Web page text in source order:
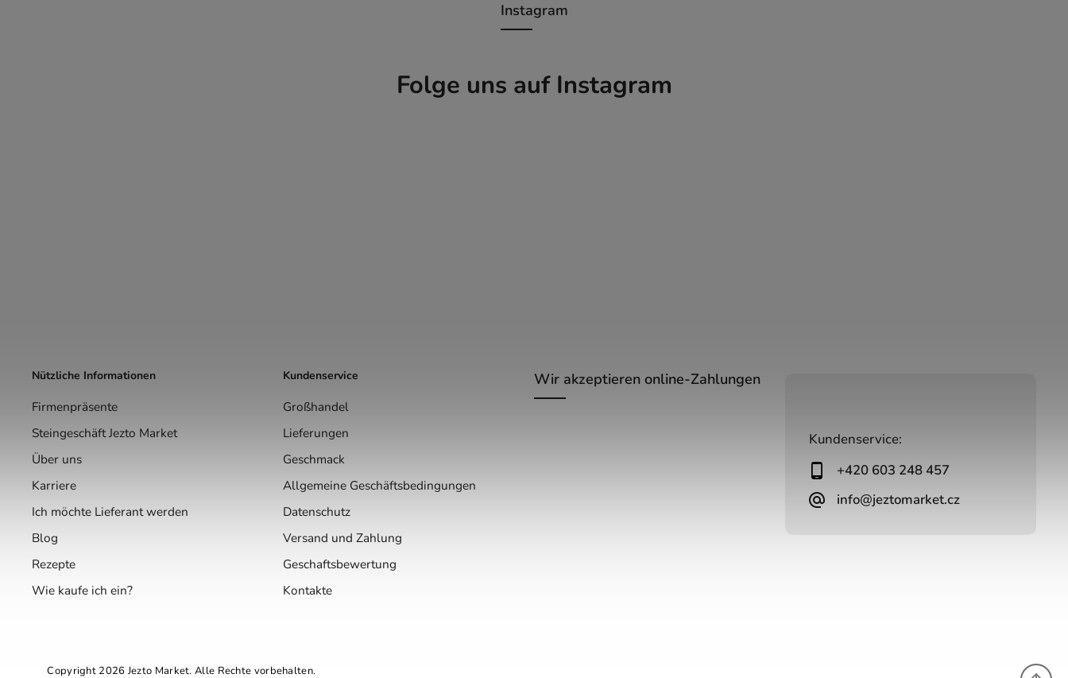
Kundenservice:
+420 603 248 457
info@jeztomarket.cz
Instagram
Folge uns auf Instagram
Nützliche Informationen
Firmenpräsente
Steingeschäft Jezto Market
Über uns
Karriere
Ich möchte Lieferant werden
Blog
Rezepte
Wie kaufe ich ein?
Kundenservice
Großhandel
Lieferungen
Geschmack
Allgemeine Geschäftsbedingungen
Datenschutz
Versand und Zahlung
Geschaftsbewertung
Kontakte
Wir akzeptieren online-Zahlungen
Copyright 2026 Jezto Market. Alle Rechte vorbehalten.